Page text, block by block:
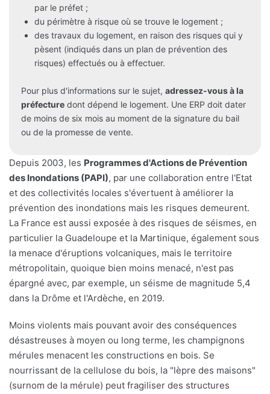
par le préfet ;
du périmètre à risque où se trouve le logement ;
des travaux du logement, en raison des risques qui y
pèsent (indiqués dans un plan de prévention des
risques) effectués ou à effectuer.
Pour plus d'informations sur le sujet, adressez-vous à la
préfecture dont dépend le logement. Une ERP doit dater
de moins de six mois au moment de la signature du bail
ou de la promesse de vente.
Depuis 2003, les Programmes d'Actions de Prévention
des Inondations (PAPI), par une collaboration entre l'Etat
et des collectivités locales s'évertuent à améliorer la
prévention des inondations mais les risques demeurent.
La France est aussi exposée à des risques de séismes, en
particulier la Guadeloupe et la Martinique, également sous
la menace d'éruptions volcaniques, mais le territoire
métropolitain, quoique bien moins menacé, n'est pas
épargné avec, par exemple, un séisme de magnitude 5,4
dans la Drôme et l'Ardèche, en 2019.
Moins violents mais pouvant avoir des conséquences
désastreuses à moyen ou long terme, les champignons
mérules menacent les constructions en bois. Se
nourrissant de la cellulose du bois, la "lèpre des maisons"
(surnom de la mérule) peut fragiliser des structures